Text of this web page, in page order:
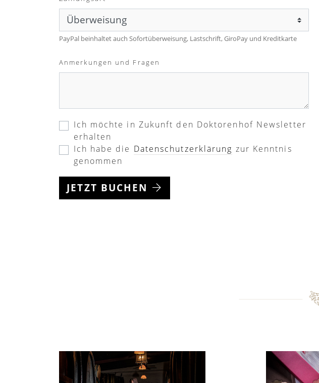
PayPal beinhaltet auch Sofortüberweisung, Lastschrift, GiroPay und Kreditkarte
Anmerkungen und Fragen
Ich möchte in Zukunft den Doktorenhof Newsletter
erhalten
Ich habe die Datenschutzerklärung zur Kenntnis
genommen
JETZT BUCHEN